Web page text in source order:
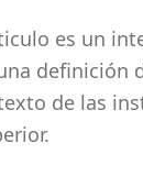
es un
definición
de las